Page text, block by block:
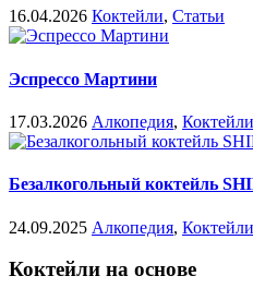
16.04.2026 Коктейли, Статьи
Эспрессо Мартини
17.03.2026 Алкопедия, Коктейли
Безалкогольный коктейль
24.09.2025 Алкопедия, Коктейли
Коктейли на основе